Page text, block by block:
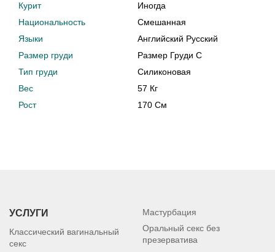
Курит
Иногда
Национальность
Смешанная
Языки
Английский Русский
Размер груди
Размер Груди C
Тип груди
Силиконовая
Вес
57 Кг
Рост
170 См
УСЛУГИ
Классический вагинальный
секс
Мастурбация
Оральный секс без
презерватива